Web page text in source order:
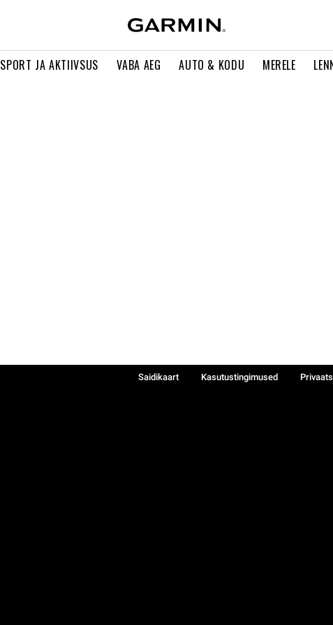
SPORT JA AKTIIVSUS VABA AEG AUTO & KODU MERELE
Saidikaart Kasutustingimused